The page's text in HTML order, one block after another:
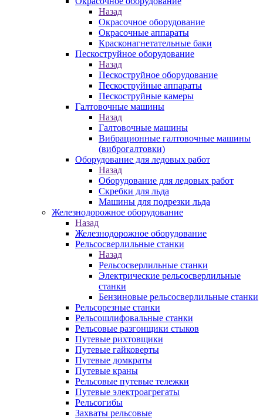
Назад
Окрасочное оборудование
Окрасочные аппараты
Красконагнетательные баки
Пескоструйное оборудование
Назад
Пескоструйное оборудование
Пескоструйные аппараты
Пескоструйные камеры
Галтовочные машины
Назад
Галтовочные машины
Вибрационные галтовочные машины
(виброгалтовки)
Оборудование для ледовых работ
Назад
Оборудование для ледовых работ
Скребки для льда
Машины для подрезки льда
Железнодорожное оборудование
Назад
Железнодорожное оборудование
Рельсосверлильные станки
Назад
Рельсосверлильные станки
Электрические рельсосверлильные
станки
Бензиновые рельсосверлильные станки
Рельсорезные станки
Рельсошлифовальные станки
Рельсовые разгонщики стыков
Путевые рихтовщики
Путевые гайковерты
Путевые домкраты
Путевые краны
Рельсовые путевые тележки
Путевые электроагрегаты
Рельсогибы
Захваты рельсовые